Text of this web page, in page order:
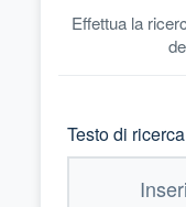
Effettua la
Testo di ricerca